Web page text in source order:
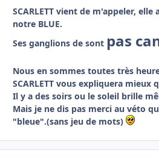
SCARLETT vient de m'appeler,
notre BLUE.
Ses ganglions de sont pas
Nous en sommes toutes très
SCARLETT vous expliquera mieux
Il y a des soirs ou le soleil brille
Mais je ne dis pas merci au véto
"bleue".(sans jeu de mots)